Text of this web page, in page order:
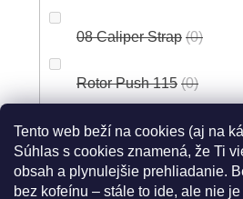
Tento web beží na cookies (aj na
Súhlas s cookies znamená, že Ti
obsah a plynulejšie prehliadanie.
bez kofeínu – stále to ide, ale nie
08 Caliper Strap 0
Rotor Push 115 0
Rotor Push 130 0
434 NUUN 001C 0